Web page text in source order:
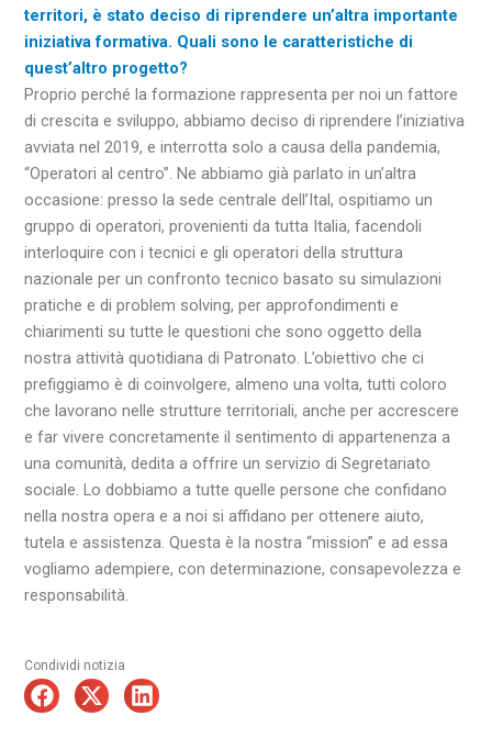
territori, è stato deciso di riprendere un’altra importante
iniziativa formativa. Quali sono le caratteristiche di
quest’altro progetto?
Proprio perché la formazione rappresenta per noi un fattore
di crescita e sviluppo, abbiamo deciso di riprendere l’iniziativa
avviata nel 2019, e interrotta solo a causa della pandemia,
“Operatori al centro”. Ne abbiamo già parlato in un’altra
occasione: presso la sede centrale dell’Ital, ospitiamo un
gruppo di operatori, provenienti da tutta Italia, facendoli
interloquire con i tecnici e gli operatori della struttura
nazionale per un confronto tecnico basato su simulazioni
pratiche e di problem solving, per approfondimenti e
chiarimenti su tutte le questioni che sono oggetto della
nostra attività quotidiana di Patronato. L’obiettivo che ci
prefiggiamo è di coinvolgere, almeno una volta, tutti coloro
che lavorano nelle strutture territoriali, anche per accrescere
e far vivere concretamente il sentimento di appartenenza a
una comunità, dedita a offrire un servizio di Segretariato
sociale. Lo dobbiamo a tutte quelle persone che confidano
nella nostra opera e a noi si affidano per ottenere aiuto,
tutela e assistenza. Questa è la nostra “mission” e ad essa
vogliamo adempiere, con determinazione, consapevolezza e
responsabilità.
Condividi notizia
Precedente